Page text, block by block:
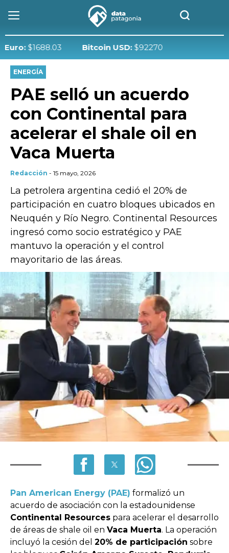
$1688.03 Bitcoin USD:$92270
ENERGÍA
PAE selló un acuerdo
con Continental para
acelerar el shale oil en
Vaca Muerta
Redacción - 15 mayo, 2026
La petrolera argentina cedió el 20% de
participación en cuatro bloques ubicados en
Neuquén y Río Negro. Continental Resources
ingresó como socio estratégico y PAE
mantuvo la operación y el control
mayoritario de las áreas.
Pan American Energy (PAE) formalizó un
acuerdo de asociación con la estadounidense
Continental Resources para acelerar el desarrollo
de áreas de shale oil en Vaca Muerta. La operación
incluyó la cesión del 20% de participación sobre